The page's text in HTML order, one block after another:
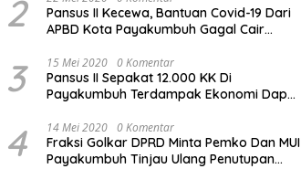
2
Pansus II Kecewa, Bantuan Covid-19 Dari
APBD Kota Payakumbuh Gagal Cair
3 15 Mei 2020 0 Komentar
Pansus II Sepakat 12.000 KK Di
Payakumbuh Terdampak Ekonomi Dapat
4 14 Mei 2020 0 Komentar
Fraksi Golkar DPRD Minta Pemko Dan MUI
Payakumbuh Tinjau Ulang Penutupan